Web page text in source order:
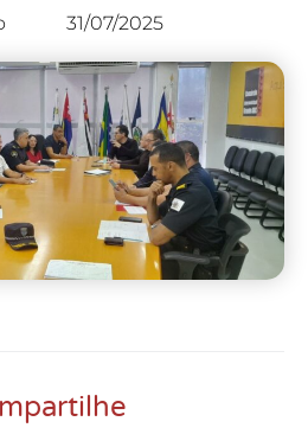
31/07/2025